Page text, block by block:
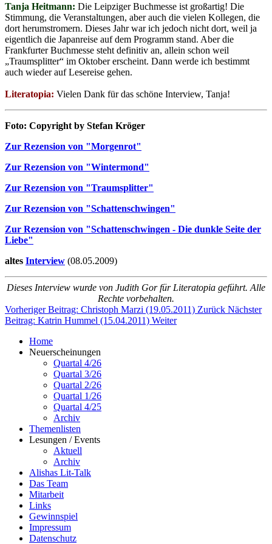
Tanja Heitmann: Die Leipziger Buchmesse ist großartig! Die
Stimmung, die Veranstaltungen, aber auch die vielen Kollegen, die
dort herumstromern. Dieses Jahr war ich jedoch nicht dort, weil ja
eigentlich die Japanreise auf dem Programm stand. Aber die
Frankfurter Buchmesse steht definitiv an, allein schon weil
„Traumsplitter“ im Oktober erscheint. Dann werde ich bestimmt
auch wieder auf Lesereise gehen.
Literatopia: Vielen Dank für das schöne Interview, Tanja!
Foto: Copyright by Stefan Kröger
Zur Rezension von "Morgenrot"
Zur Rezension von "Wintermond"
Zur Rezension von "Traumsplitter"
Zur Rezension von "Schattenschwingen"
Zur Rezension von "Schattenschwingen - Die dunkle Seite der
Liebe"
altes Interview (08.05.2009)
Dieses Interview wurde von Judith Gor für Literatopia geführt. Alle
Rechte vorbehalten.
Vorheriger Beitrag: Christoph Marzi (19.05.2011) Zurück Nächster
Beitrag: Katrin Hummel (15.04.2011) Weiter
Home
Neuerscheinungen
Quartal 4/26
Quartal 3/26
Quartal 2/26
Quartal 1/26
Quartal 4/25
Archiv
Themenlisten
Lesungen / Events
Aktuell
Archiv
Alishas Lit-Talk
Das Team
Mitarbeit
Links
Gewinnspiel
Impressum
Datenschutz